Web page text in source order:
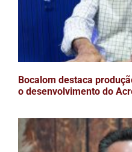
Bocalom destaca
o desenvolvimento do